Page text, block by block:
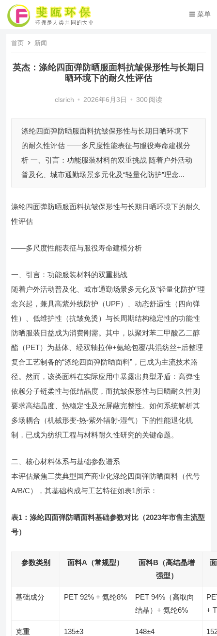
菜单
首页 新闻
英杰：涤纶四面弹防晒服面料抗皱保形性与长期日
晒环境下的耐久性评估
clsrich • 2026年6月3日 • 300 阅读
涤纶四面弹防晒服面料抗皱保形性与长期日晒环境下
的耐久性评估 ——多尺度性能表征与服役寿命建模分
析 一、引言：功能服装材料的双重挑战 随着户外活动
普及化、城市通勤场景多元化及“轻量化防护”理念...
涤纶四面弹防晒服面料抗皱保形性与长期日晒环境下的耐久
性评估
——多尺度性能表征与服役寿命建模分析
一、引言：功能服装材料的双重挑战
随着户外活动普及化、城市通勤场景多元化及“轻量化防护”理
念兴起，兼具高紫外线防护（UPF）、动态舒适性（四向弹
性）、低维护性（抗皱免烫）与长周期结构稳定性的功能性
防晒服装日益成为消费刚需。其中，以聚对苯二甲酸乙二醇
酯（PET）为基体、经双轴拉伸+氨纶包覆/共混纺丝+后整理
复合工艺制备的“涤纶四面弹防晒面料”，已成为主流技术路
径。然而，该类面料在实际应用中暴露出典型矛盾：高弹性
依赖分子链柔性与低结晶度，而抗皱保形性与日晒耐久性则
要求高结晶度、热稳定性及光屏蔽完整性。如何系统解析其
多场耦合（机械形变-热-紫外辐射-湿气）下的性能退化机
制，已成为纺织工程与材料耐久性研究的关键命题。
二、核心材料体系与基础参数谱系
本评估聚焦三类典型国产商业化涤纶四面弹防晒面料（代号
A/B/C），其基础构成与工艺特征如表1所示：
表1：涤纶四面弹防晒面料基础参数对比（2023年市售主流型
号）
参数类别 面料A（常规型）
面料B（高结晶增
强型）
基础成分 PET 92% + 氨纶8%
PET 94%（高取向
结晶）+ 氨纶6%
+
克重
135±3 148±4